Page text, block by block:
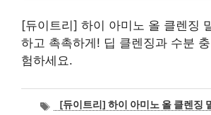
[듀이트리] 하이 아미노 올 클렌징
하고 촉촉하게! 딥 클렌징과 수분
험하세요.
태[듀이트리] 하이 아미노 올 클렌징